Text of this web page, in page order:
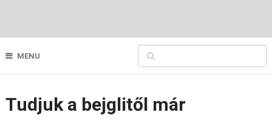
MENU
Tudjuk a bejglitől már